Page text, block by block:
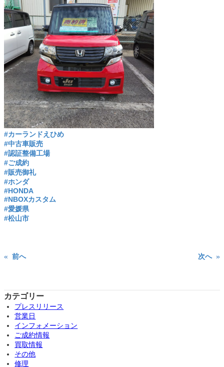
#カーランドえひめ
#中古車販売
#認証整備工場
#ご成約
#販売御礼
#ホンダ
#HONDA
#NBOXカスタム
#愛媛県
#松山市
« 前へ 次へ »
カテゴリー
プレスリリース
営業日
インフォメーション
ご成約情報
買取情報
その他
修理